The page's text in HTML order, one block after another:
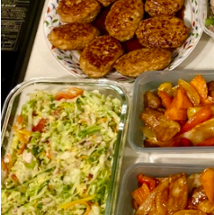
副菜
野菜とツナのマヨ無しコールスロ
ナスの生姜マリネ
とりささみときゅうりの中華風サ
じゃがいもの冷製ポタージュ
キャロットラペ柑橘風味
ラタトゥイユ